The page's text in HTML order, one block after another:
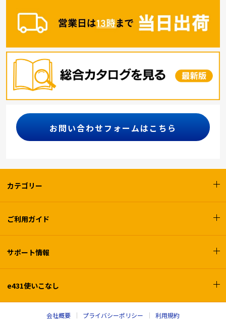
お問い合わせフォームはこちら
カテゴリー
ご利用ガイド
サポート情報
e431使いこなし
会社概要 プライバシーポリシー 利用規約